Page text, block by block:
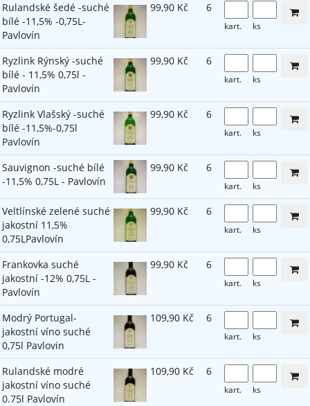
Rulandské šedé -suché
bílé -11,5% -0,75L-
Pavlovín
99,90 Kč 6
kart. ks
Ryzlink Rýnský -suché
bílé - 11,5% 0,75l -
Pavlovín
99,90 Kč 6
kart. ks
Ryzlink Vlašský -suché
bílé -11,5%-0,75l
Pavlovín
99,90 Kč 6
kart. ks
Sauvignon -suché bílé
-11,5% 0,75L - Pavlovín
99,90 Kč 6
kart. ks
Veltlínské zelené suché
jakostní 11,5%
0,75LPavlovín
99,90 Kč 6
kart. ks
Frankovka suché
jakostní -12% 0,75L -
Pavlovín
99,90 Kč 6
kart. ks
Modrý Portugal-
jakostní víno suché
0,75l Pavlovin
109,90 Kč 6
kart. ks
Rulandské modré
jakostní víno suché
0.75l Pavlovín
109,90 Kč 6
kart. ks